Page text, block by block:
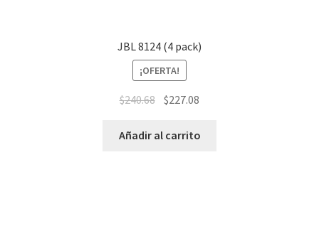
JBL 8124 (4 pack)
¡OFERTA!
$240.68 $227.08
Añadir al carrito